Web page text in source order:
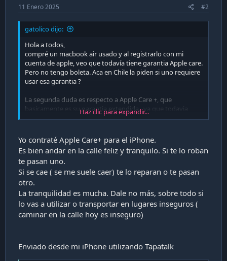
11 Enero 2025 #2
gatolico dijo:
Hola a todos,
compré un macbook air usado y al registrarlo con mi
cuenta de apple, veo que todavía tiene garantia Apple care.
Pero no tengo boleta. Aca en Chile la piden si uno requiere
usar esa garantia ?
La segunda duda es respecto a Apple Care +, que
basicamente es su garantia extendida , ya que todavia
estoy dentro de los 60 dias para contratarla. El valor es 242
convenientes para el comprador, pero por otro lado, da la
tranquilidad de que quedaria protegido incluso de daños
accidentales, como derrames de liquidos. ¿creen que valga
la pena? ¿alguien tiene experiencia usandola?
Haz clic para expandir...
Yo contraté Apple Care+ para el iPhone.
Es bien andar en la calle feliz y tranquilo. Si te lo roban
te pasan uno.
Si se cae ( se me suele caer) te lo reparan o te pasan
otro.
La tranquilidad es mucha. Dale no más, sobre todo si
lo vas a utilizar o transportar en lugares inseguros (
caminar en la calle hoy es inseguro)
Enviado desde mi iPhone utilizando Tapatalk